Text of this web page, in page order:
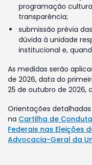
programação
transparência;
submissão prévia
dúvida à unidade
institucional e,
As medidas serão
de 2026, data do
25 de outubro de 2026,
Orientações
na Cartilha de
Federais nas Eleições
Advocacia-Geral da